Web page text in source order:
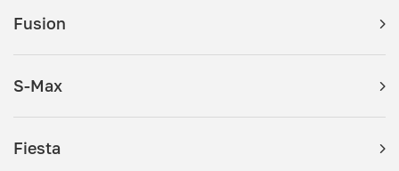
Fusion
S-Max
Fiesta